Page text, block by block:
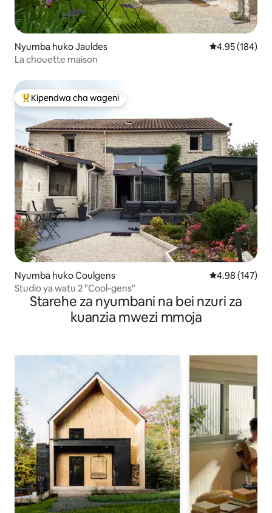
Nyumba huko Jauldes Ukadiriaji wa
4.95 (184)
La chouette maison
Kipendwa maarufu cha wageni
Kipendwa cha wageni
Nyumba huko Coulgens Ukadiriaji wa
4.98 (147)
Studio ya watu 2 "Cool-gens"
Starehe za nyumbani na bei nzuri za
kuanzia mwezi mmoja